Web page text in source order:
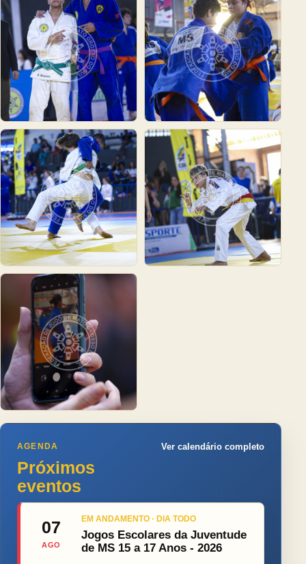
AGENDA
Próximos
eventos
Ver calendário completo
07
AGO
EM ANDAMENTO · DIA TODO
Jogos Escolares da Juventude
de MS 15 a 17 Anos - 2026